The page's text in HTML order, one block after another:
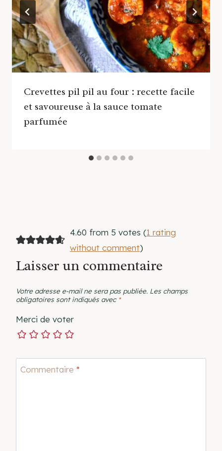
Crevettes pil pil au four : recette facile
et savoureuse à la sauce tomate
parfumée
4.60 from 5 votes (1 rating
without comment)
Laisser un commentaire
Votre adresse e-mail ne sera pas publiée. Les champs
obligatoires sont indiqués avec *
Merci de voter
Commentaire *